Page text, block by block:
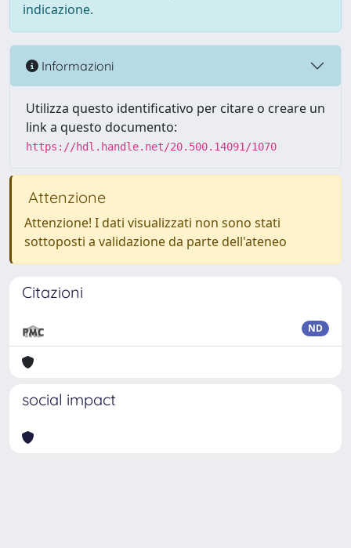
indicazione.
Informazioni
Utilizza questo identificativo per citare o creare un
link a questo documento:
https://hdl.handle.net/20.500.14091/1070
Attenzione
Attenzione! I dati visualizzati non sono stati
sottoposti a validazione da parte dell'ateneo
Citazioni
ND
social impact